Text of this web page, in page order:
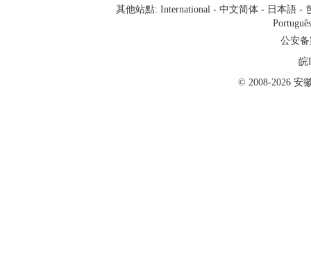
其他站點: International- 中文简体- 日本語-
Português
公安备
皖
© 2008-2026 安